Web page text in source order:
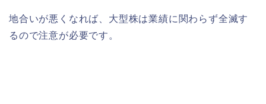
地合いが悪くなれば、大型株は業績に関わらず全滅す
るので注意が必要です。